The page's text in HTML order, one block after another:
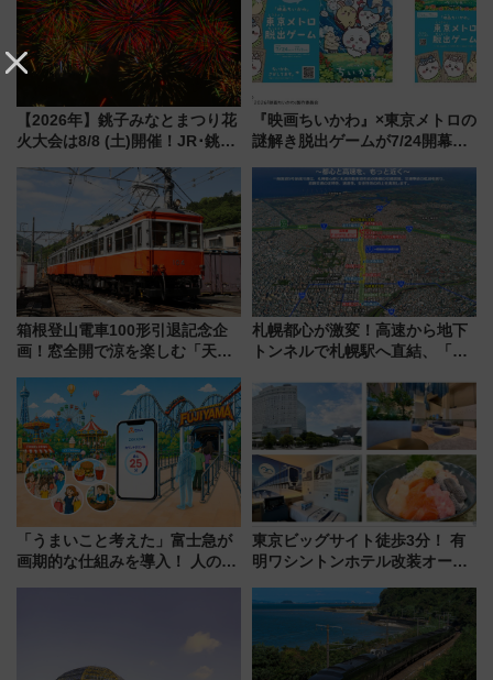
【2026年】銚子みなとまつり花
火大会は8/8 (土)開催！JR･銚子
報、利根川に咲く8,000発の大迫
力＆屋台を満喫
『映画ちいかわ』×東京メトロの
謎解き脱出ゲームが7/24開幕！
遊び方を解説！（7/10発売開
始）
箱根登山電車100形引退記念企
画！窓全開で涼を楽しむ「天然
発売
札幌都心が激変！高速から地下
トンネルで札幌駅へ直結、「創
から本格着工、延長4.8km整備
事業の全貌
「うまいこと考えた」富士急が
画期的な仕組みを導入！ 人のか
東京ビッグサイト徒歩3分！ 有
明ワシントンホテル改装オープ
客室」や海鮮丼が人気の朝食ビ
ュッフェを現地レポ